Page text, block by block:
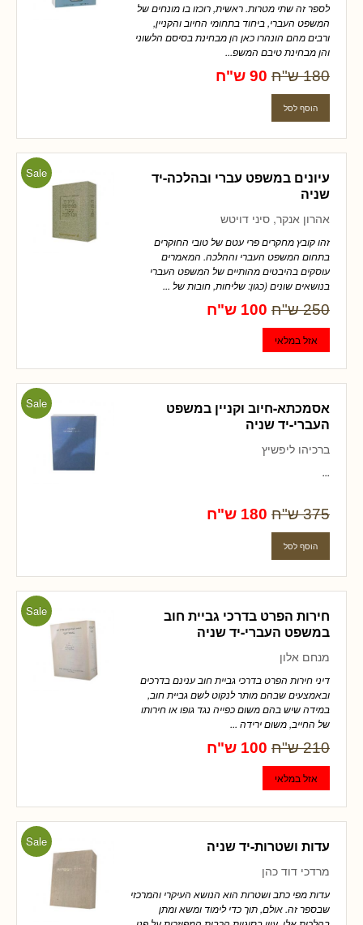
לספר זה שתי מטרות. ראשית, רוכזו בו מונחים של
המשפט העברי, ביחוד בתחומי החיוב והקניין,
ורבים מהם הונהרו כאן הן מבחינת בסיסם הלשוני
והן מבחינת טיבם המשפ...
180 ש"ח 90 ש"ח
Sale
עיונים במשפט עברי ובהלכה-יד
שניה
אהרון אנקר, סיני דויטש
זהו קובץ מחקרים פרי עטם של טובי החוקרים
בתחום המשפט העברי וההלכה. המאמרים
עוסקים בהיבטים מהותיים של המשפט העברי
בנושאים שונים (כגון: שליחות, חובות של ...
250 ש"ח 100 ש"ח
Sale
אסמכתא-חיוב וקניין במשפט
העברי-יד שניה
ברכיהו ליפשיץ
...
375 ש"ח 180 ש"ח
Sale
חירות הפרט בדרכי גביית חוב
במשפט העברי-יד שניה
מנחם אלון
דיני חירות הפרט בדרכי גביית חוב ענינם בדרכים
ובאמצעים שבהם מותר לנקוט לשם גביית חוב,
במידה שיש בהם משום כפייה נגד גופו או חירותו
של החייב, משום ירידה ...
210 ש"ח 100 ש"ח
Sale עדות ושטרות-יד שניה
מרדכי דוד כהן
עדות מפי כתב ושטרות הוא הנושא העיקרי והמרכזי
שבספר זה. אולם, תוך כדי לימוד ומשא ומתן